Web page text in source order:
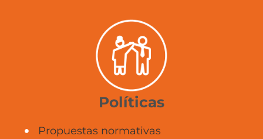
Políticas
Propuestas normativas